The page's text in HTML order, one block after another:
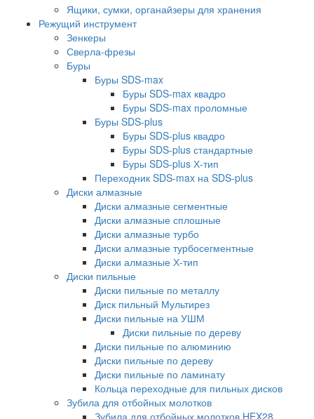
Ящики, сумки, органайзеры для хранения
Режущий инструмент
Зенкеры
Сверла-фрезы
Буры
Буры SDS-max
Буры SDS-max квадро
Буры SDS-max проломные
Буры SDS-plus
Буры SDS-plus квадро
Буры SDS-plus стандартные
Буры SDS-plus Х-тип
Переходник SDS-max на SDS-plus
Диски алмазные
Диски алмазные сегментные
Диски алмазные сплошные
Диски алмазные турбо
Диски алмазные турбосегментные
Диски алмазные Х-тип
Диски пильные
Диски пильные по металлу
Диск пильный Мультирез
Диски пильные на УШМ
Диски пильные по дереву
Диски пильные по алюминию
Диски пильные по дереву
Диски пильные по ламинату
Кольца переходные для пильных дисков
Зубила для отбойных молотков
Зубила для отбойных молотков HEX28